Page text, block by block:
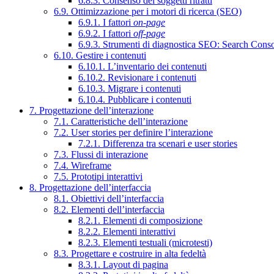
6.9. Ottimizzazione per i motori di ricerca (SEO)
6.9.1. I fattori on-page
6.9.2. I fattori off-page
6.9.3. Strumenti di diagnostica SEO: Search
6.10. Gestire i contenuti
6.10.1. L’inventario dei contenuti
6.10.2. Revisionare i contenuti
6.10.3. Migrare i contenuti
6.10.4. Pubblicare i contenuti
7. Progettazione dell’interazione
7.1. Caratteristiche dell’interazione
7.2. User stories per definire l’interazione
7.2.1. Differenza tra scenari e user stories
7.3. Flussi di interazione
7.4. Wireframe
7.5. Prototipi interattivi
8. Progettazione dell’interfaccia
8.1. Obiettivi dell’interfaccia
8.2. Elementi dell’interfaccia
8.2.1. Elementi di composizione
8.2.2. Elementi interattivi
8.2.3. Elementi testuali (microtesti)
8.3. Progettare e costruire in alta fedeltà
8.3.1. Layout di pagina